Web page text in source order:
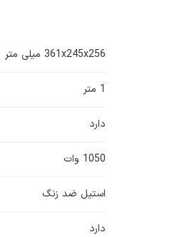
361x245x256 میلی متر
1 متر
دارد
1050 وات
استیل ضد زنگ
دارد